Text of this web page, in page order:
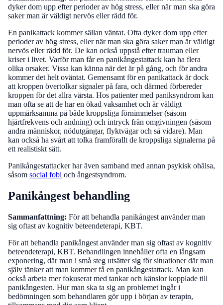
dyker dom upp efter perioder av hög stress, eller när man ska göra
saker man är väldigt nervös eller rädd för.
En panikattack kommer sällan väntat. Ofta dyker dom upp efter
perioder av hög stress, eller när man ska göra saker man är väldigt
nervös eller rädd för. De kan också uppstå efter trauman eller
kriser i livet. Varför man får en panikångestattack kan ha flera
olika orsaker. Vissa kan känna när det är på gång, och för andra
kommer det helt oväntat. Gemensamt för en panikattack är dock
att kroppen övertolkar signaler på fara, och därmed förbereder
kroppen för det allra värsta. Hos patienter med paniksyndrom kan
man ofta se att de har en ökad vaksamhet och är väldigt
uppmärksamma på både kroppsliga förnimmelser (såsom
hjärtfrekvens och andning) och intryck från omgivningen (såsom
andra människor, nödutgångar, flyktvägar och så vidare). Man
kan också ha svårt att tolka framförallt de kroppsliga signalerna på
ett realistiskt sätt.
Panikångestattacker har även samband med annan psykisk ohälsa,
såsom social fobi och ångestsyndrom.
Panikångest behandling
Sammanfattning: För att behandla panikångest använder man
sig oftast av kognitiv beteendeterapi, KBT.
För att behandla panikångest använder man sig oftast av kognitiv
beteendeterapi, KBT. Behandlingen innehåller ofta en långsam
exponering, där man i små steg utsätter sig för situationer där man
själv tänker att man kommer få en panikångestattack. Man kan
också arbeta mer fokuserat med tankar och känslor kopplade till
panikångesten. Hur man ska ta sig an problemet ingår i
bedömningen som behandlaren gör upp i början av terapin,